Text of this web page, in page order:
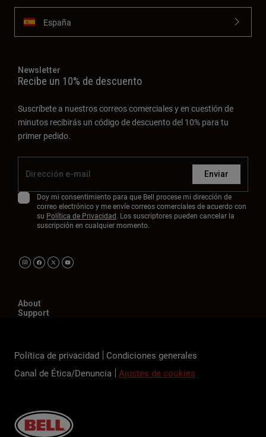
España
Newsletter
Recibe un 10% de descuento
Suscríbete a nuestros correos comerciales y en cuestión de
minutos recibirás un código de descuento del 10% para tu
primer pedido.
Enviar
Doy mi consentimiento para que Bell procese mi dirección de
correo electrónico y me envíe correos comerciales de acuerdo con
su Política de Privacidad. Los suscriptores pueden cancelar la
suscripción en cualquier momento.
About
Support
Política de privacidad
Condiciones generales
Canal de Ética/Denuncia Ajustes de cookies